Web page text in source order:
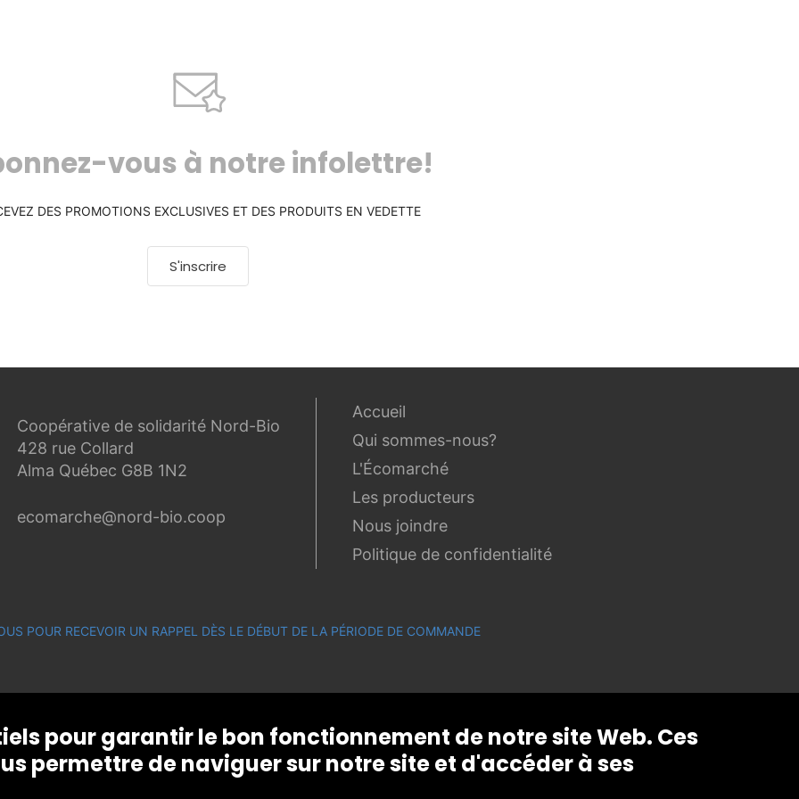
vous à notre infolettre!
DES PROMOTIONS EXCLUSIVES ET DES PRODUITS EN VEDETTE
S'inscrire
Coopérative de solidarité Nord-Bio
428 rue Collard
Alma Québec G8B 1N2
ecomarche@nord-bio.coop
Accueil
Qui sommes-nous?
L'Écomarché
Les producteurs
Nous joindre
Politique de confidentialité
POUR RECEVOIR UN RAPPEL DÈS LE DÉBUT DE LA PÉRIODE DE COMMANDE
pour garantir le bon fonctionnement de notre site Web. Ces
permettre de naviguer sur notre site et d'accéder à ses